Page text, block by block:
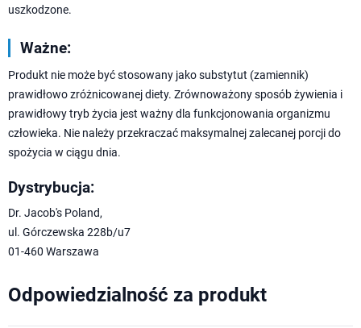
uszkodzone.
Ważne:
Produkt nie może być stosowany jako substytut (zamiennik)
prawidłowo zróżnicowanej diety. Zrównoważony sposób żywienia i
prawidłowy tryb życia jest ważny dla funkcjonowania organizmu
człowieka. Nie należy przekraczać maksymalnej zalecanej porcji do
spożycia w ciągu dnia.
Dystrybucja:
Dr. Jacob's Poland,
ul. Górczewska 228b/u7
01-460 Warszawa
Odpowiedzialność za produkt